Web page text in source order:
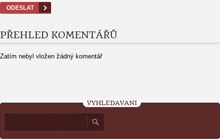
PŘEHLED KOMENTÁŘŮ
Zatím nebyl vložen žádný komentář
VYHLEDÁVÁNÍ